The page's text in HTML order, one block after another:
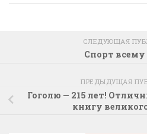
СЛЕДУЮЩАЯ
Спорт всему
ПРЕДЫДУЩАЯ
Гоголю — 215 лет!
книгу